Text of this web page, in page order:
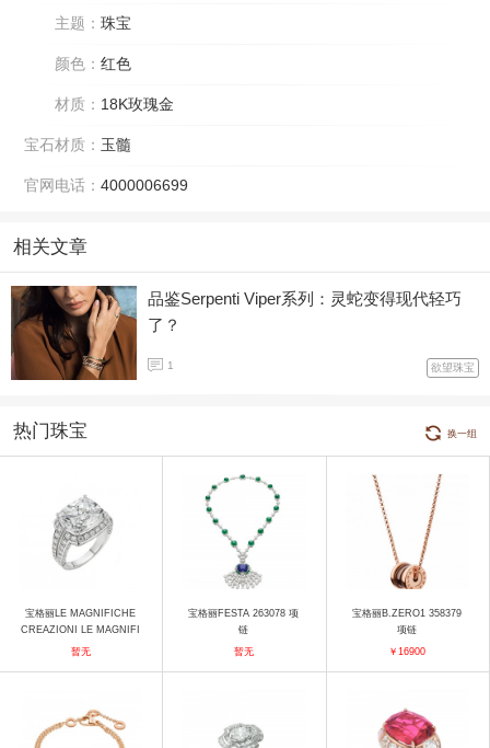
主题： 珠宝
颜色： 红色
材质： 18K玫瑰金
宝石材质： 玉髓
官网电话： 4000006699
相关文章
品鉴Serpenti Viper系列：灵蛇变得现代轻巧
了？
1 欲望珠宝
热门珠宝 换一组
宝格丽LE MAGNIFICHE
CREAZIONI LE MAGNIFI
CHE高级珠宝戒指 戒指
暂无
宝格丽FESTA 263078 项
链
暂无
宝格丽B.ZERO1 358379
项链
￥16900